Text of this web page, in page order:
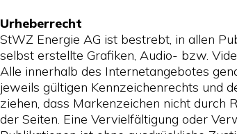
Urheberrecht
StWZ Energie AG ist bestrebt, in allen
selbst erstellte Grafiken, Audio- bzw.
Alle innerhalb des Internetangebotes
jeweils gültigen Kennzeichenrechts und
ziehen, dass Markenzeichen nicht
der Seiten. Eine Vervielfältigung oder